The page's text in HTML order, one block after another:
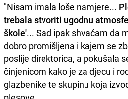
"Nisam imala loše namjere...
trebala stvoriti ugodnu
škole'... Sad ipak shvaćam da
dobro promišljena i kajem se
poslije direktorica, a pokušala
činjenicom kako je za djecu i
glazbenike te skupinu koja